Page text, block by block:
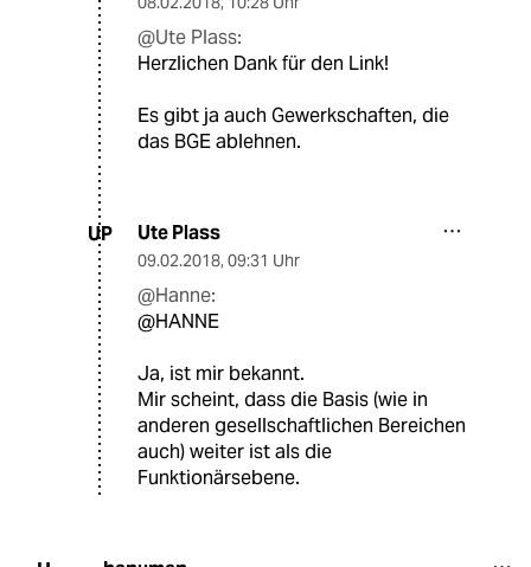
@Ute Plass:
Herzlichen Dank für den Link!
Es gibt ja auch Gewerkschaften, die
das BGE ablehnen.
UP Ute Plass
09.02.2018, 09:31 Uhr
@Hanne:
@HANNE
Ja, ist mir bekannt.
Mir scheint, dass die Basis (wie in
anderen gesellschaftlichen Bereichen
auch) weiter ist als die
Funktionärsebene.